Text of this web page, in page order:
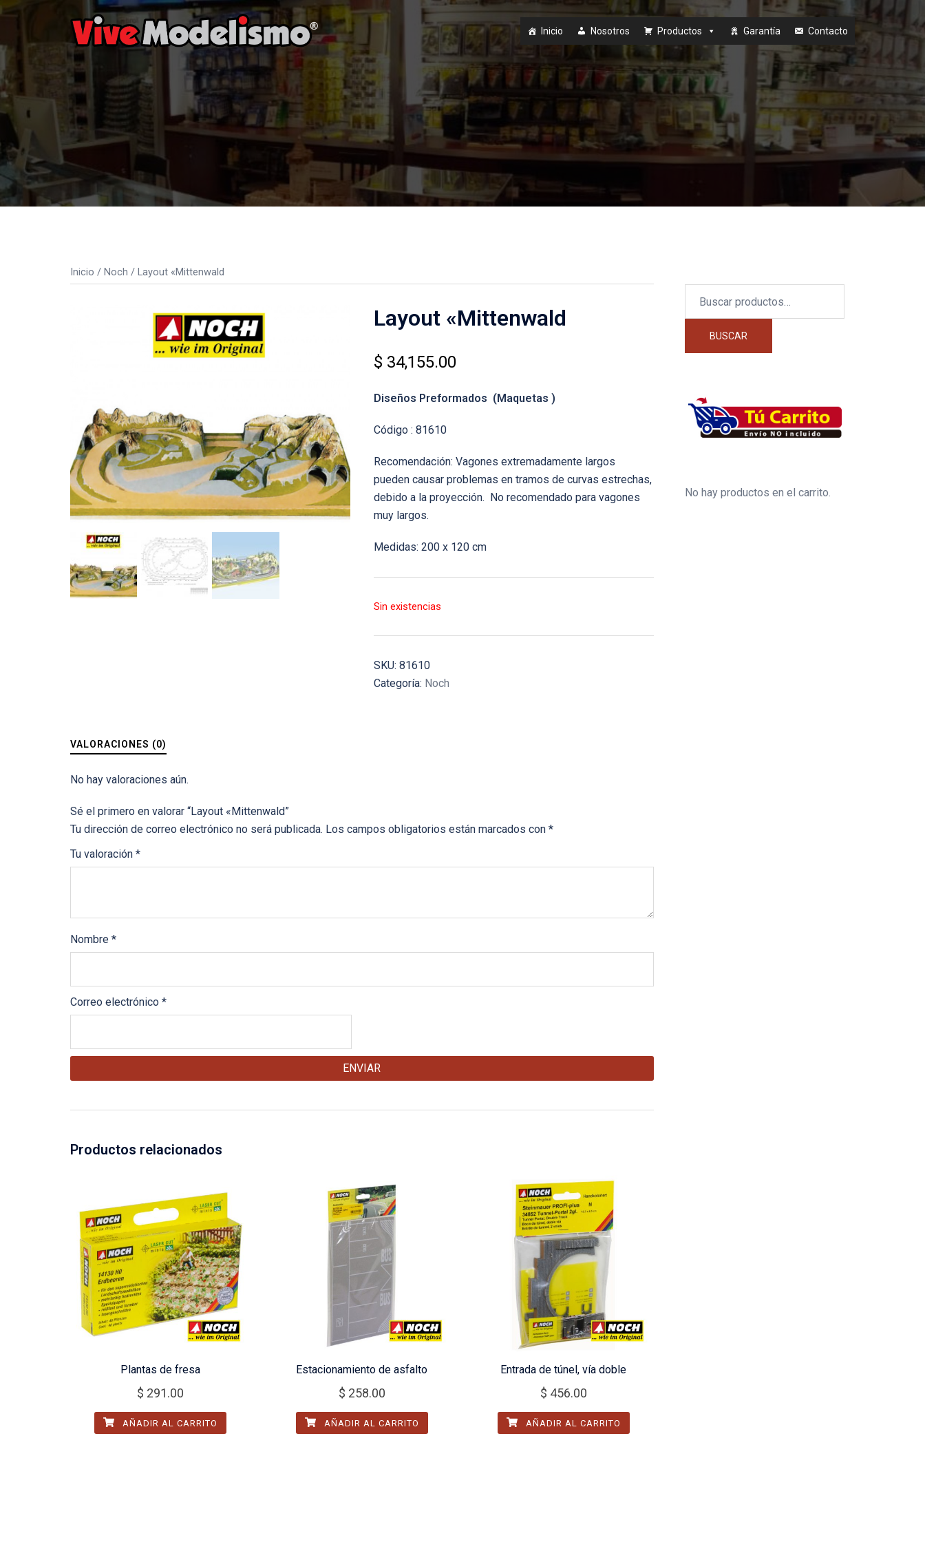
Saltar
contenido
Inicio Nosotros Productos Garantía Contacto
Inicio / Noch / Layout «Mittenwald
Layout «Mittenwald
$ 34,155.00
Diseños Preformados (Maquetas )
Código : 81610
Recomendación: Vagones extremadamente largos
pueden causar problemas en tramos de curvas estrechas,
debido a la proyección. No recomendado para vagones
muy largos.
Medidas: 200 x 120 cm
Sin existencias
SKU: 81610
Categoría: Noch
VALORACIONES (0)
No hay valoraciones aún.
Sé el primero en valorar “Layout «Mittenwald”
Tu dirección de correo electrónico no será publicada. Los campos obligatorios están marcados con *
Tu valoración *
Nombre *
Correo electrónico *
Productos relacionados
Plantas de fresa
$ 291.00
AÑADIR AL CARRITO
Estacionamiento de asfalto
$ 258.00
AÑADIR AL CARRITO
Entrada de túnel, vía doble
$ 456.00
AÑADIR AL CARRITO
por:
BUSCAR
No hay productos en el carrito.